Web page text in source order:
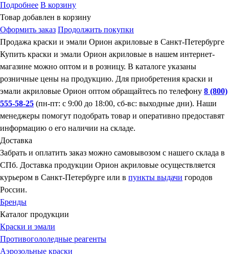
Подробнее В корзину
Товар добавлен в корзину
Оформить заказ Продолжить покупки
Продажа краски и эмали Орион акриловые в Санкт-Петербурге
Купить краски и эмали Орион акриловые в нашем интернет-
магазине можно оптом и в розницу. В каталоге указаны
розничные цены на продукцию. Для приобретения краски и
эмали акриловые Орион оптом обращайтесь по телефону 8 (800)
555-58-25 (пн-пт: с 9:00 до 18:00, сб-вс: выходные дни). Наши
менеджеры помогут подобрать товар и оперативно предоставят
информацию о его наличии на складе.
Доставка
Забрать и оплатить заказ можно самовывозом с нашего склада в
СПб. Доставка продукции Орион акриловые осуществляется
курьером в Санкт-Петербурге или в пункты выдачи городов
России.
Бренды
Каталог продукции
Краски и эмали
Противогололедные реагенты
Аэрозольные краски